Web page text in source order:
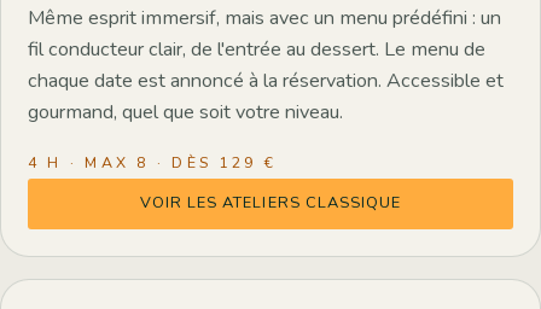
Même esprit immersif, mais avec un menu prédéfini : un
fil conducteur clair, de l'entrée au dessert. Le menu de
chaque date est annoncé à la réservation. Accessible et
gourmand, quel que soit votre niveau.
4 H · MAX 8 · DÈS 129 €
VOIR LES ATELIERS CLASSIQUE